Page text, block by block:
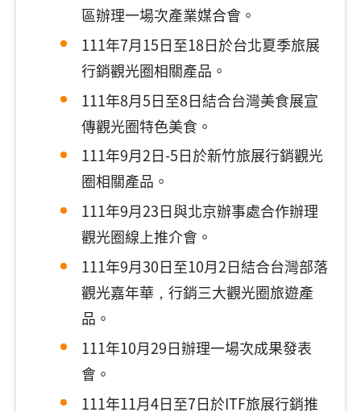
區辦理一場次產業媒合會。
111年7月15日至18日於台北夏季旅展
行銷觀光圈相關產品。
111年8月5日至8日結合台灣美食展宣
傳觀光圈特色美食。
111年9月2日-5日於新竹旅展行銷觀光
圈相關產品。
111年9月23日與北京辦事處合作辦理
觀光圈線上推介會。
111年9月30日至10月2日結合台灣部落
觀光嘉年華，行銷三大觀光圈旅遊產
品。
111年10月29日辦理一場次成果發表
會。
111年11月4日至7日於ITF旅展行銷推